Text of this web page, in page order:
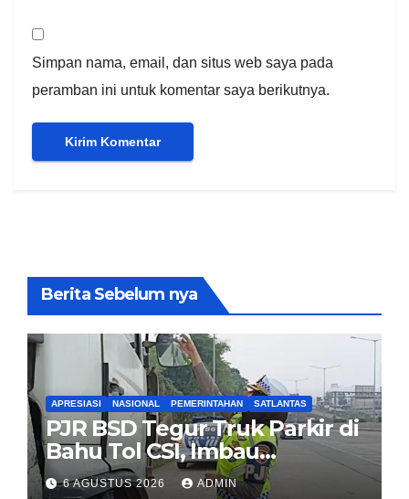
Simpan nama, email, dan situs web saya pada
peramban ini untuk komentar saya berikutnya.
Berita Sebelum nya
APRESIASI NASIONAL PEMERINTAHAN SATLANTAS
PJR BSD Tegur Truk Parkir di
Bahu Tol CSI, Imbau
Pengendara Tertib
6 AGUSTUS 2026 ADMIN